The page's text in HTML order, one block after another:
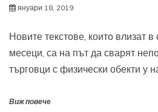
януари 18, 2019
Новите текстове, които влизат
месеци, са на път да сварят
търговци с физически обекти у
Виж повече